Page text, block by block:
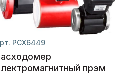
РСХ6449
прэм